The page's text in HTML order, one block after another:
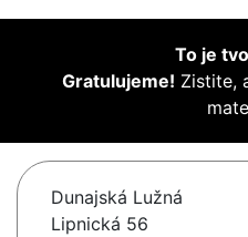
To je
Gratulujeme! Zistite,
Dunajská Lužná
Lipnická 56